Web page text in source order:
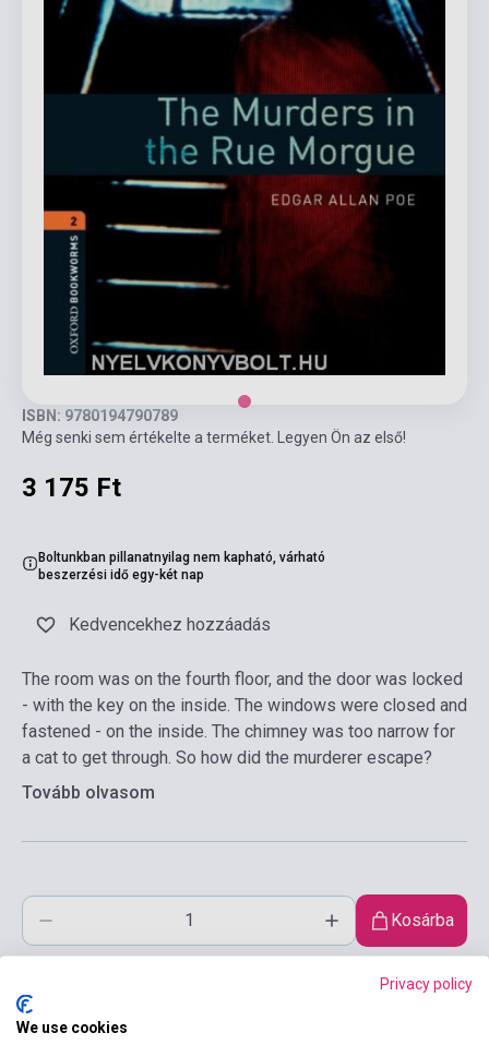
ISBN: 9780194790789
Még senki sem értékelte a terméket. Legyen Ön az első!
3 175 Ft
Boltunkban pillanatnyilag nem kapható, várható
beszerzési idő egy-két nap
Kedvencekhez hozzáadás
The room was on the fourth floor, and the door was locked
- with the key on the inside. The windows were closed and
fastened - on the inside. The chimney was too narrow for
a cat to get through. So how did the murderer escape?
Tovább olvasom
Kosárba
Privacy policy
We use cookies